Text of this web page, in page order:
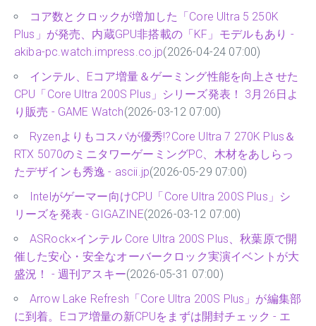
コア数とクロックが増加した「Core Ultra 5 250K
Plus」が発売、内蔵GPU非搭載の「KF」モデルもあり -
akiba-pc.watch.impress.co.jp(2026-04-24 07:00)
インテル、Eコア増量＆ゲーミング性能を向上させた
CPU「Core Ultra 200S Plus」シリーズ発表！ 3月26日よ
り販売 - GAME Watch(2026-03-12 07:00)
Ryzenよりもコスパが優秀!?Core Ultra 7 270K Plus＆
RTX 5070のミニタワーゲーミングPC、木材をあしらっ
たデザインも秀逸 - ascii.jp(2026-05-29 07:00)
Intelがゲーマー向けCPU「Core Ultra 200S Plus」シ
リーズを発表 - GIGAZINE(2026-03-12 07:00)
ASRock×インテル Core Ultra 200S Plus、秋葉原で開
催した安心・安全なオーバークロック実演イベントが大
盛況！ - 週刊アスキー(2026-05-31 07:00)
Arrow Lake Refresh「Core Ultra 200S Plus」が編集部
に到着。Eコア増量の新CPUをまずは開封チェック - エ